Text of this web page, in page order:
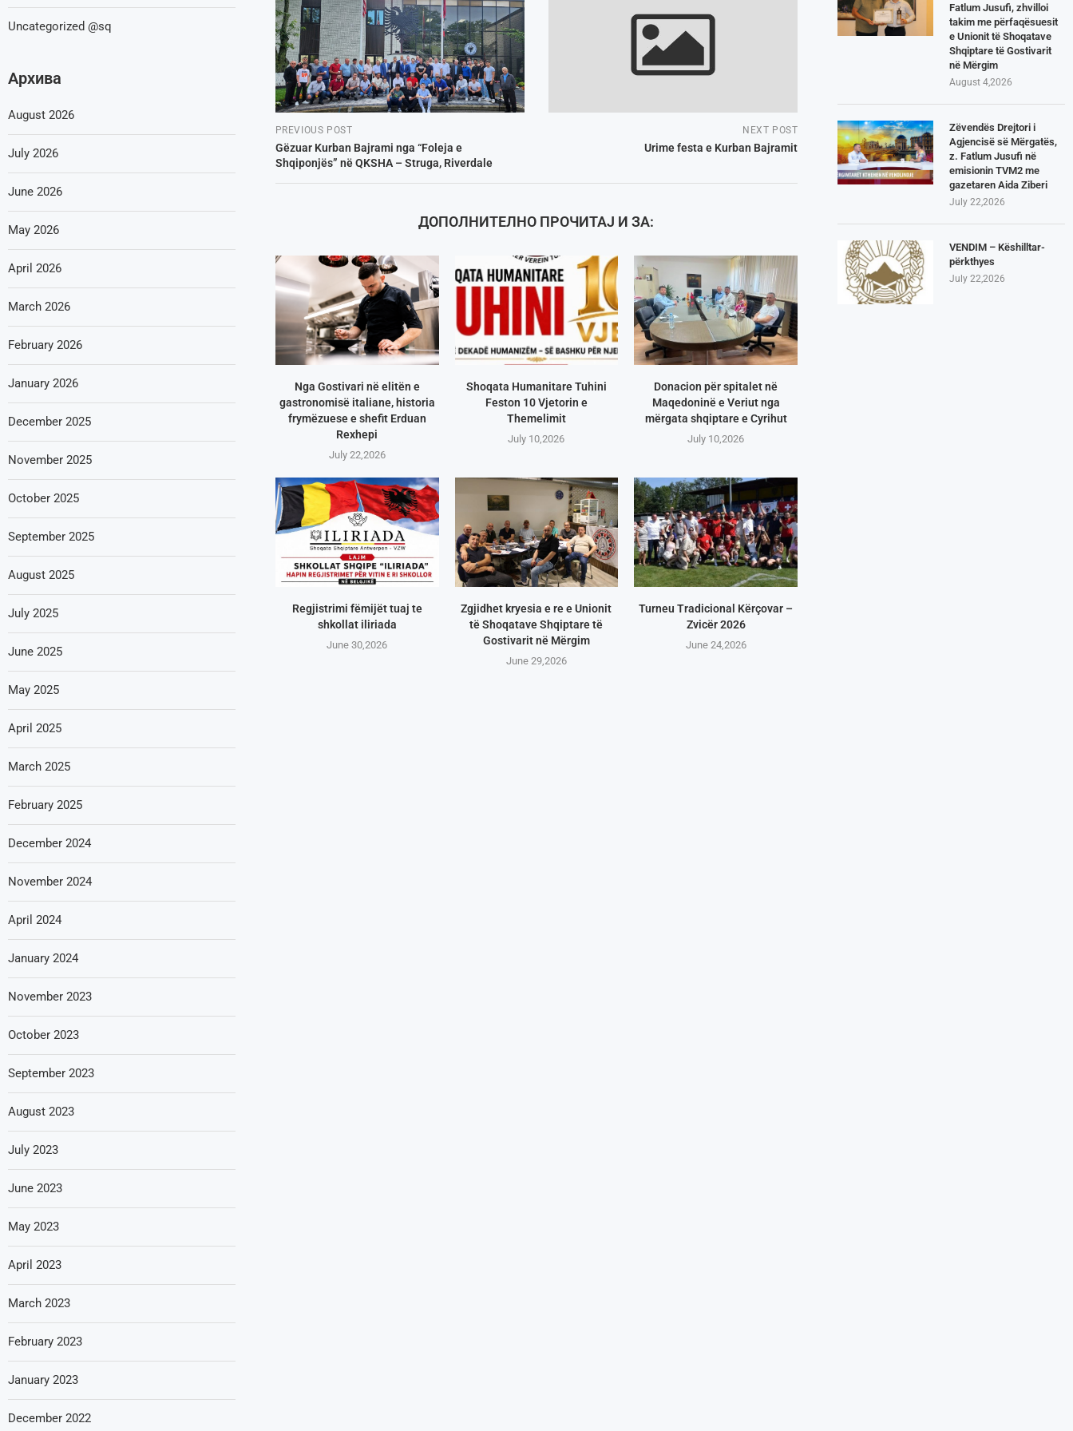
PREVIOUS POST
Gëzuar Kurban Bajrami nga “Foleja e
Shqiponjës” në QKSHA – Struga, Riverdale
NEXT POST
Urime festa e Kurban Bajramit
ДОПОЛНИТЕЛНО ПРОЧИТАЈ И ЗА:
Nga Gostivari në elitën e
gastronomisë italiane, historia
frymëzuese e shefit Erduan
Rexhepi
July 22,2026
Shoqata Humanitare Tuhini
Feston 10 Vjetorin e
Themelimit
July 10,2026
Donacion për spitalet në
Maqedoninë e Veriut nga
mërgata shqiptare e Cyrihut
July 10,2026
Regjistrimi fëmijët tuaj te
shkollat iliriada
June 30,2026
Zgjidhet kryesia e re e Unionit
të Shoqatave Shqiptare të
Gostivarit në Mërgim
June 29,2026
Turneu Tradicional Kërçovar –
Zvicër 2026
June 24,2026
Fatlum Jusufi, zhvilloi
takim me përfaqësuesit
e Unionit të Shoqatave
Shqiptare të Gostivarit
në Mërgim
August 4,2026
Zëvendës Drejtori i
Agjencisë së Mërgatës,
z. Fatlum Jusufi në
emisionin TVM2 me
gazetaren Aida Ziberi
July 22,2026
VENDIM – Këshilltar-
përkthyes
July 22,2026
Uncategorized @sq
Архива
August 2026
July 2026
June 2026
May 2026
April 2026
March 2026
February 2026
January 2026
December 2025
November 2025
October 2025
September 2025
August 2025
July 2025
June 2025
May 2025
April 2025
March 2025
February 2025
December 2024
November 2024
April 2024
January 2024
November 2023
October 2023
September 2023
August 2023
July 2023
June 2023
May 2023
April 2023
March 2023
February 2023
January 2023
December 2022